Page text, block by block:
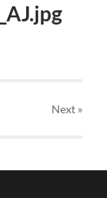
Next»